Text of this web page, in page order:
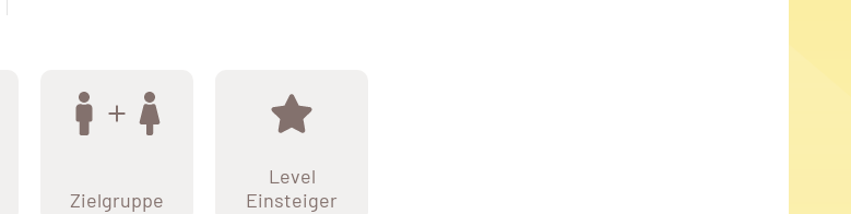
Zielgruppe
Level
Einsteiger